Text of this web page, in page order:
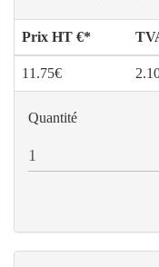
Prix HT €*
11.75€
Quantité